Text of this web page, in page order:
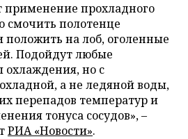
прохладного
полотенце
положить на лоб, оголенные
Подойдут любые
но с
а не ледяной воды,
перепадов температур и
тонуса сосудов», –
РИА «Новости».